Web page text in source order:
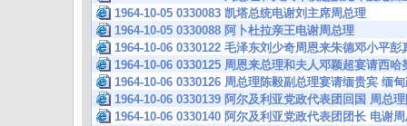
1964-10-05 0330083 凯塔总统电谢刘主席周总理
1964-10-05 0330088 阿卜杜拉亲王电谢周总理
1964-10-06 0330122 毛泽东刘少奇周恩来朱德邓小平
1964-10-06 0330125 周恩来总理和夫人邓颖超宴请西
1964-10-06 0330126 周总理陈毅副总理宴请缅贵宾 缅
1964-10-06 0330139 阿尔及利亚党政代表团回国 周总
1964-10-06 0330140 阿尔及利亚党政代表团团长 电谢